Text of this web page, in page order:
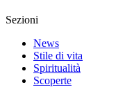
Sezioni
News
Stile di vita
Spiritualità
Scoperte